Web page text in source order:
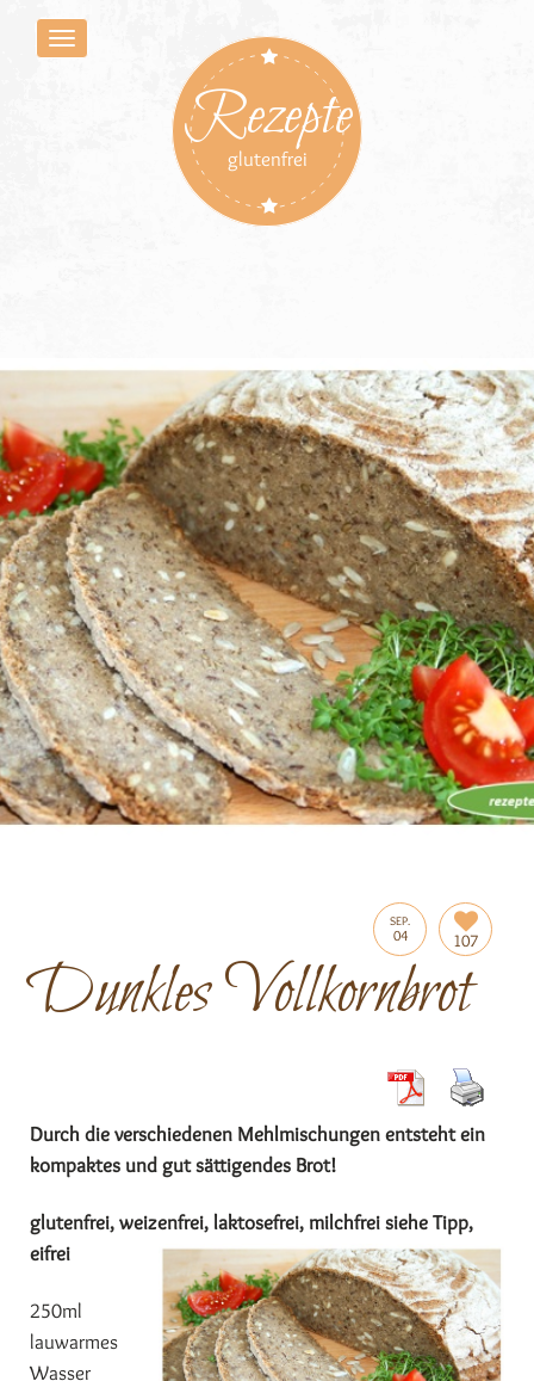
Rezepte
glutenfrei
SEP.
04 107
Dunkles Vollkornbrot
Durch die verschiedenen Mehlmischungen entsteht ein
kompaktes und gut sättigendes Brot!
glutenfrei, weizenfrei, laktosefrei, milchfrei siehe Tipp,
eifrei
250ml
lauwarmes
Wasser